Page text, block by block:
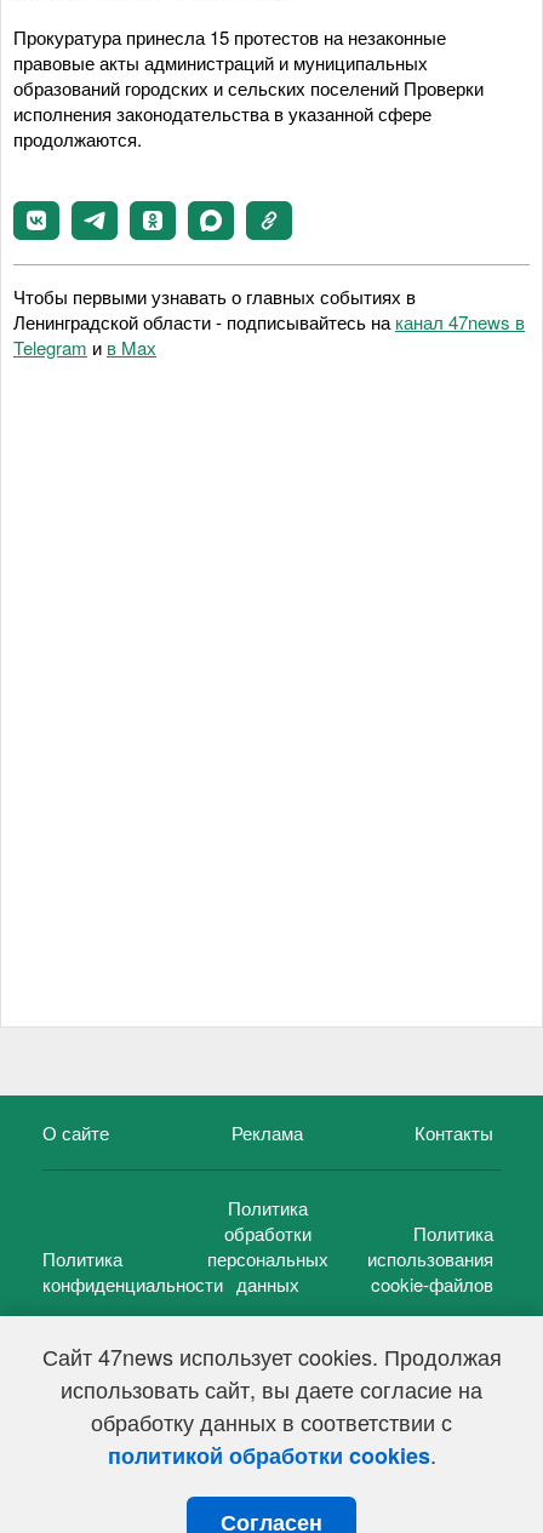
Сайт 47news использует cookies. Продолжая
использовать сайт, вы даете согласие на
обработку данных в соответствии с
политикой обработки cookies.
Согласен
Прокуратура принесла 15 протестов на незаконные
правовые акты администраций и муниципальных
образований городских и сельских поселений Проверки
исполнения законодательства в указанной сфере
продолжаются.
Чтобы первыми узнавать о главных событиях в
Ленинградской области - подписывайтесь на канал 47news в
Telegram и в Maх
О сайте Реклама Контакты
Политика
конфиденциальности
Политика
обработки
персональных
данных
Политика
использования
cookie-файлов
47 новостей (47 news)2005 — 2026 г.
Свидетельство о регистрации СМИ Эл № ФС 77-39848, выдано
Федеральной службой по надзору в сфере связи,
информационных технологий и массовых коммуникаций